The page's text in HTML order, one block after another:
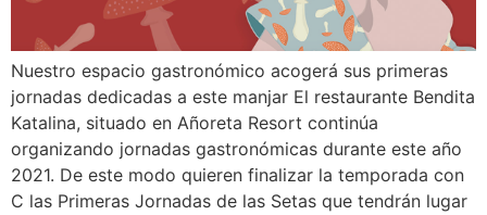
Nuestro espacio gastronómico acogerá sus primeras
jornadas dedicadas a este manjar El restaurante Bendita
Katalina, situado en Añoreta Resort continúa
organizando jornadas gastronómicas durante este año
2021. De este modo quieren finalizar la temporada con
C las Primeras Jornadas de las Setas que tendrán lugar